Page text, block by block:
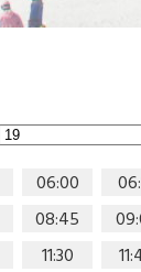
06:00
08:45
11:30